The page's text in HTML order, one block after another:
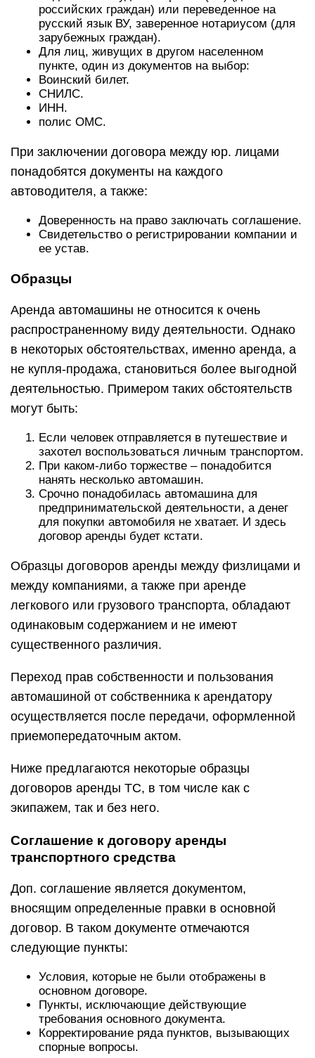
российских граждан) или переведенное на
русский язык ВУ, заверенное нотариусом (для
зарубежных граждан).
Для лиц, живущих в другом населенном
пункте, один из документов на выбор:
Воинский билет.
СНИЛС.
ИНН.
полис ОМС.
При заключении договора между юр. лицами
понадобятся документы на каждого
автоводителя, а также:
Доверенность на право заключать соглашение.
Свидетельство о регистрировании компании и
ее устав.
Образцы
Аренда автомашины не относится к очень
распространенному виду деятельности. Однако
в некоторых обстоятельствах, именно аренда, а
не купля-продажа, становиться более выгодной
деятельностью. Примером таких обстоятельств
могут быть:
Если человек отправляется в путешествие и
захотел воспользоваться личным транспортом.
При каком-либо торжестве – понадобится
нанять несколько автомашин.
Срочно понадобилась автомашина для
предпринимательской деятельности, а денег
для покупки автомобиля не хватает. И здесь
договор аренды будет кстати.
Образцы договоров аренды между физлицами и
между компаниями, а также при аренде
легкового или грузового транспорта, обладают
одинаковым содержанием и не имеют
существенного различия.
Переход прав собственности и пользования
автомашиной от собственника к арендатору
осуществляется после передачи, оформленной
приемопередаточным актом.
Ниже предлагаются некоторые образцы
договоров аренды ТС, в том числе как с
экипажем, так и без него.
Соглашение к договору аренды
транспортного средства
Доп. соглашение является документом,
вносящим определенные правки в основной
договор. В таком документе отмечаются
следующие пункты:
Условия, которые не были отображены в
основном договоре.
Пункты, исключающие действующие
требования основного документа.
Корректирование ряда пунктов, вызывающих
спорные вопросы.